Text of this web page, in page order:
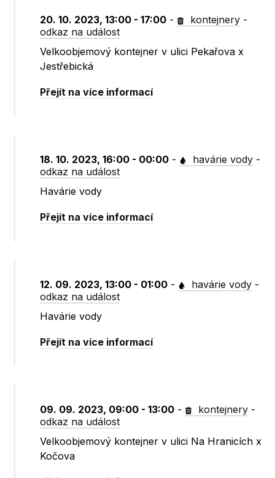
20. 10. 2023, 13:00 - 17:00 - kontejnery -
odkaz na událost
Velkoobjemový kontejner v ulici Pekařova x
Jestřebická
Přejít na více informací
18. 10. 2023, 16:00 - 00:00 - havárie vody -
odkaz na událost
Havárie vody
Přejít na více informací
12. 09. 2023, 13:00 - 01:00 - havárie vody -
odkaz na událost
Havárie vody
Přejít na více informací
09. 09. 2023, 09:00 - 13:00 - kontejnery -
odkaz na událost
Velkoobjemový kontejner v ulici Na Hranicích x
Kočova